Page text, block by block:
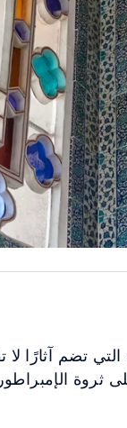
التي تضم آثارًا